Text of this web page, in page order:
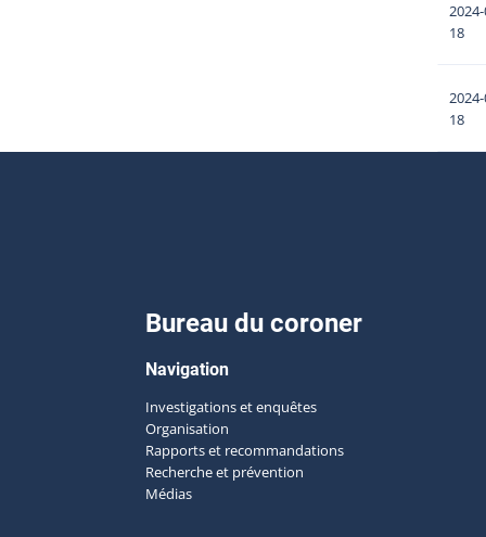
18
18
Bureau du coroner
Navigation
Investigations et enquêtes
Organisation
Rapports et recommandations
Recherche et prévention
Médias